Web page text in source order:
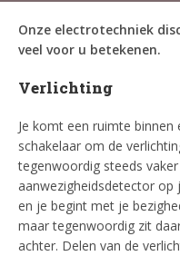
Onze electrotechniek
veel voor u betekenen.
Verlichting
Je komt een ruimte
schakelaar om de
tegenwoordig steeds
aanwezigheidsdetector op
en je begint met je
maar tegenwoordig zit
achter. Delen van de